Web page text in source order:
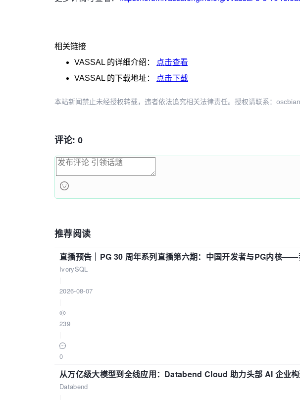
相关链接
VASSAL 的详细介绍：
点击查看
VASSAL 的下载地址： 点击下载
本站新闻禁止未经授权转载，违者依法追究相关法律责任。授权请联系：
评论: 0
推荐阅读
直播预告｜PG 30 周年系列直播第六期：中国开发者与PG内核——
IvorySQL
2026-08-07
239
0
从万亿级大模型到全线应用：Databend Cloud 助力头部 AI 企业
Databend